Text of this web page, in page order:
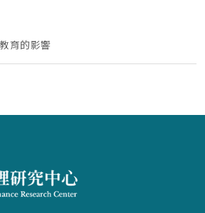
育的影響